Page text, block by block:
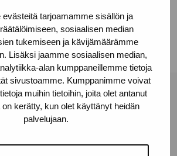
evästeitä tarjoamamme sisällön ja
sosiaalisen median
tukemiseen ja kävijämäärämme
Lisäksi jaamme sosiaalisen median,
alan kumppaneillemme tietoja
sivustoamme. Kumppanimme voivat
muihin tietoihin, joita olet antanut
on kerätty, kun olet käyttänyt heidän
palvelujaan.
-säätiö